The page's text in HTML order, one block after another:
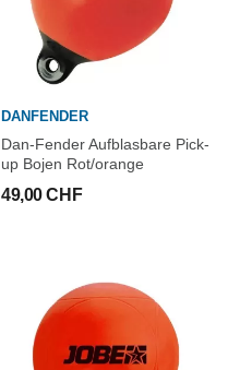
DANFENDER
Dan-Fender Aufblasbare Pick-
up Bojen Rot/orange
49,00 CHF